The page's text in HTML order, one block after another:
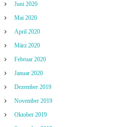
Juni 2020
Mai 2020
April 2020
März 2020
Februar 2020
Januar 2020
Dezember 2019
November 2019
Oktober 2019